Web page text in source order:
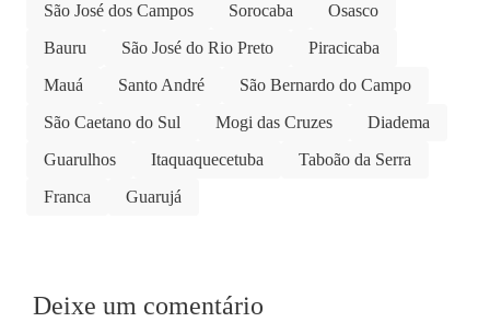
São José dos Campos
Sorocaba
Osasco
Bauru
São José do Rio Preto
Piracicaba
Mauá
Santo André
São Bernardo do Campo
São Caetano do Sul
Mogi das Cruzes
Diadema
Guarulhos
Itaquaquecetuba
Taboão da Serra
Franca
Guarujá
Deixe um comentário